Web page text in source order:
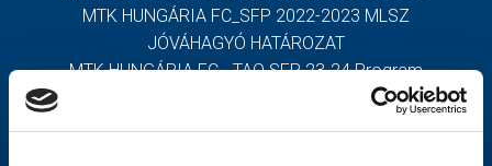
CSAPAT
MÉRKŐZÉSEK
MTK HUNGÁRIA FC_SFP 2022-2023 MLSZ
JÓVÁHAGYÓ HATÁROZAT
MTK HUNGÁRIA FC - TAO SFP 23-24 Program
MTK HUNGÁRIA FC - TAO SFP 23-24 Határozat
TOVÁBBIAK